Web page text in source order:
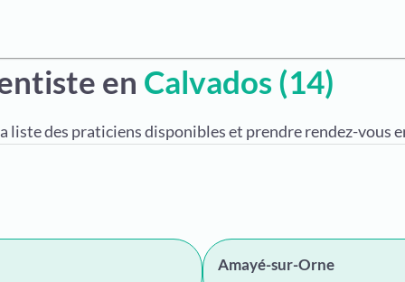
en Calvados (14)
liste des praticiens disponibles et prendre rendez-vous
Amayé-sur-Orne